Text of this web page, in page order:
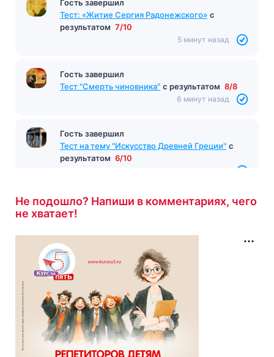
Гость завершил
Тест: «Житие Сергия Радонежского» с
результатом 7/10
5 минут назад
Гость завершил
Тест "Смерть чиновника" с результатом 8/8
6 минут назад
Гость завершил
Тест на тему "Искусство Древней Греции" с
результатом 6/10
Не подошло? Напиши в комментариях, чего
не хватает!